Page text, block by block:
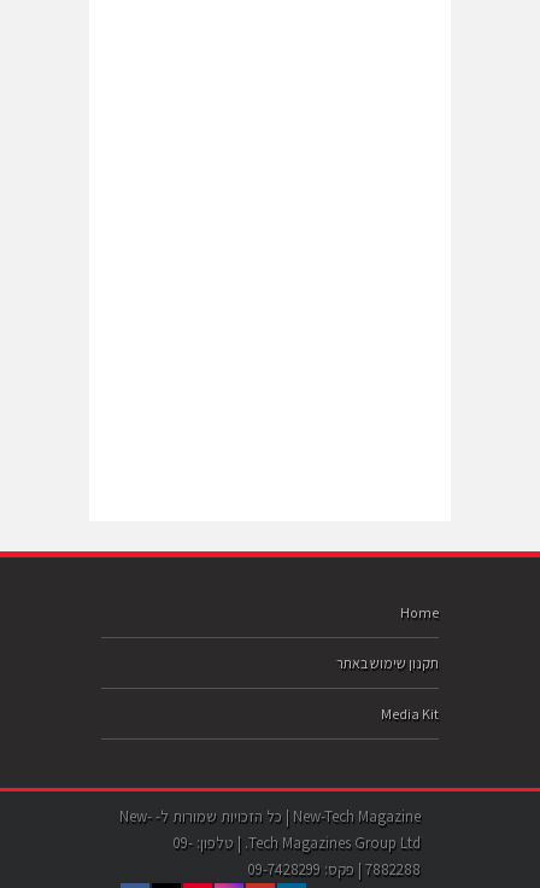
Home
תקנון שימוש באתר
Media Kit
New-Tech Magazine | כל הזכויות שמורות ל- New-
Tech Magazines Group Ltd. | טלפון: 09-
7882288 | פקס: 09-7428299